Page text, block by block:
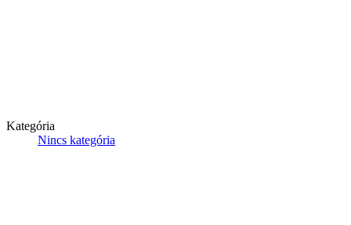
Kategória
Nincs kategória